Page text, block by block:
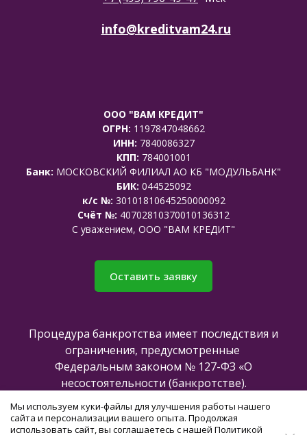
info@kreditvam24.ru
ООО "ВАМ КРЕДИТ"
ОГРН: 1197847048662
ИНН: 7840086327
КПП: 784001001
Банк: МОСКОВСКИЙ ФИЛИАЛ АО КБ "МОДУЛЬБАНК"
БИК: 044525092
к/с №: 30101810645250000092
Счёт №: 40702810370010136312
C уважением, ООО "ВАМ КРЕДИТ"
Оставить заявку
Процедура банкротства имеет последствия и
ограничения, предусмотренные
Федеральным законом № 127-ФЗ «О
несостоятельности (банкротстве).
Все права защищены @2025
Мы используем куки-файлы для улучшения работы нашего
сайта и персонализации вашего опыта. Продолжая
использовать сайт, вы соглашаетесь с нашей Политикой